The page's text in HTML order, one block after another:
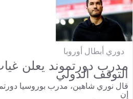
دوري أبطال أوروبا
مدرب دورتموند يعلن
التوقف الدولي
قال نوري شاهين، مدرب بوروسيا
إن